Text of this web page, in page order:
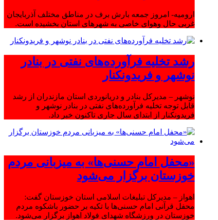
ارومیه- امروز جمعه بارش برف در مناطق مختلف آذربایجان
غربی حال وهوای خاصی به شهرهای استان بخشیده است.
رشد تخلیه فرآورده‌های نفتی در بنادر
نوشهر و فریدونکنار
نوشهر – مدیرکل بنادر و دریانوردی استان مازندران از رشد
قابل توجه تخلیه فرآورده‌های نفتی در بنادر نوشهر و
فریدونکنار از ابتدای سال جاری تاکنون خبر داد.
«محفل امام حسنی‌ها» به میزبانی مردم
خوزستان برگزار می‌شود
اهواز – مدیرکل تبلیغات اسلامی استان خوزستان گفت:
محفل قرآنی امام حسنی‌ها با تکیه بر حضور باشکوه مردم
خوزستان در ورزشگاه شهدای فولاد اهواز برگزار می‌شود.